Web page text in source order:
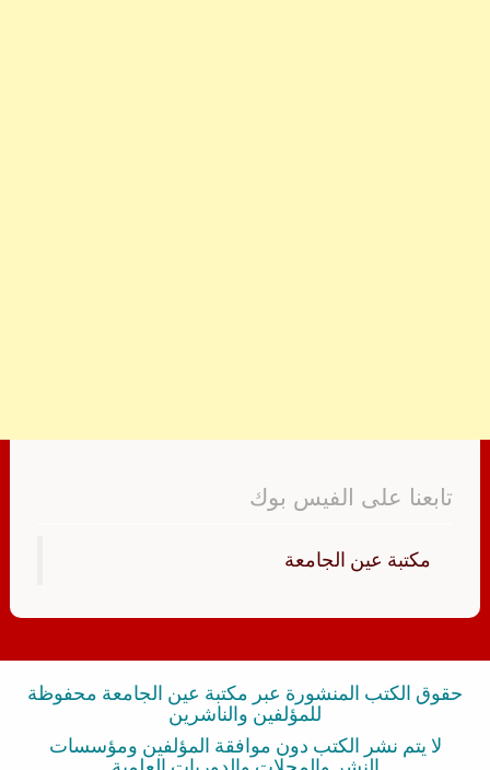
تابعنا على الفيس بوك
‏مكتبة عين الجامعة‏
حقوق الكتب المنشورة عبر مكتبة عين الجامعة محفوظة
للمؤلفين والناشرين
لا يتم نشر الكتب دون موافقة المؤلفين ومؤسسات